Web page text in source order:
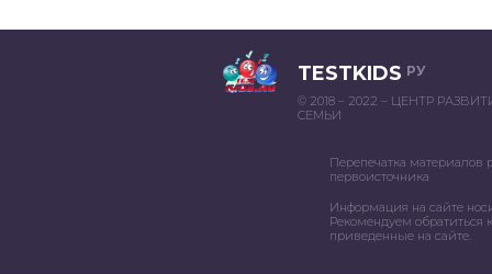
TESTKIDS РУ
© 2018 – 2022 – ЦЕНТР
СЕМЬИ
Перепечатка материалов
первоисточника
Информация на сайте
Рекомендуем обратиться
приведенные на сайте.